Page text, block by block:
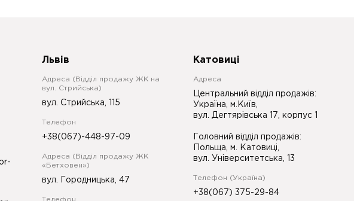
Львів
Адреса (Відділ продажу ЖК на
вул. Стрийська)
вул. Стрийська, 115
Телефон
+38(067)-448-97-09
Адреса (Відділ продажу ЖК
«Бетховен»)
вул. Городницька, 47
Телефон
Катовиці
Адреса
Центральний відділ продажів:
Україна, м.Київ,
вул. Дегтярівська 17, корпус 1
Головний відділ продажів:
Польща, м. Катовиці,
вул. Університетська, 13
Телефон (Україна)
+38(067) 375-29-84